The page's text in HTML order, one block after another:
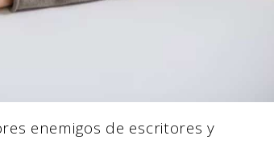
enemigos de escritores y